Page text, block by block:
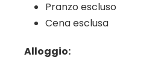
Pranzo escluso
Cena esclusa
Alloggio: